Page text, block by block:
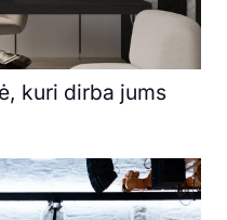
kuri dirba jums